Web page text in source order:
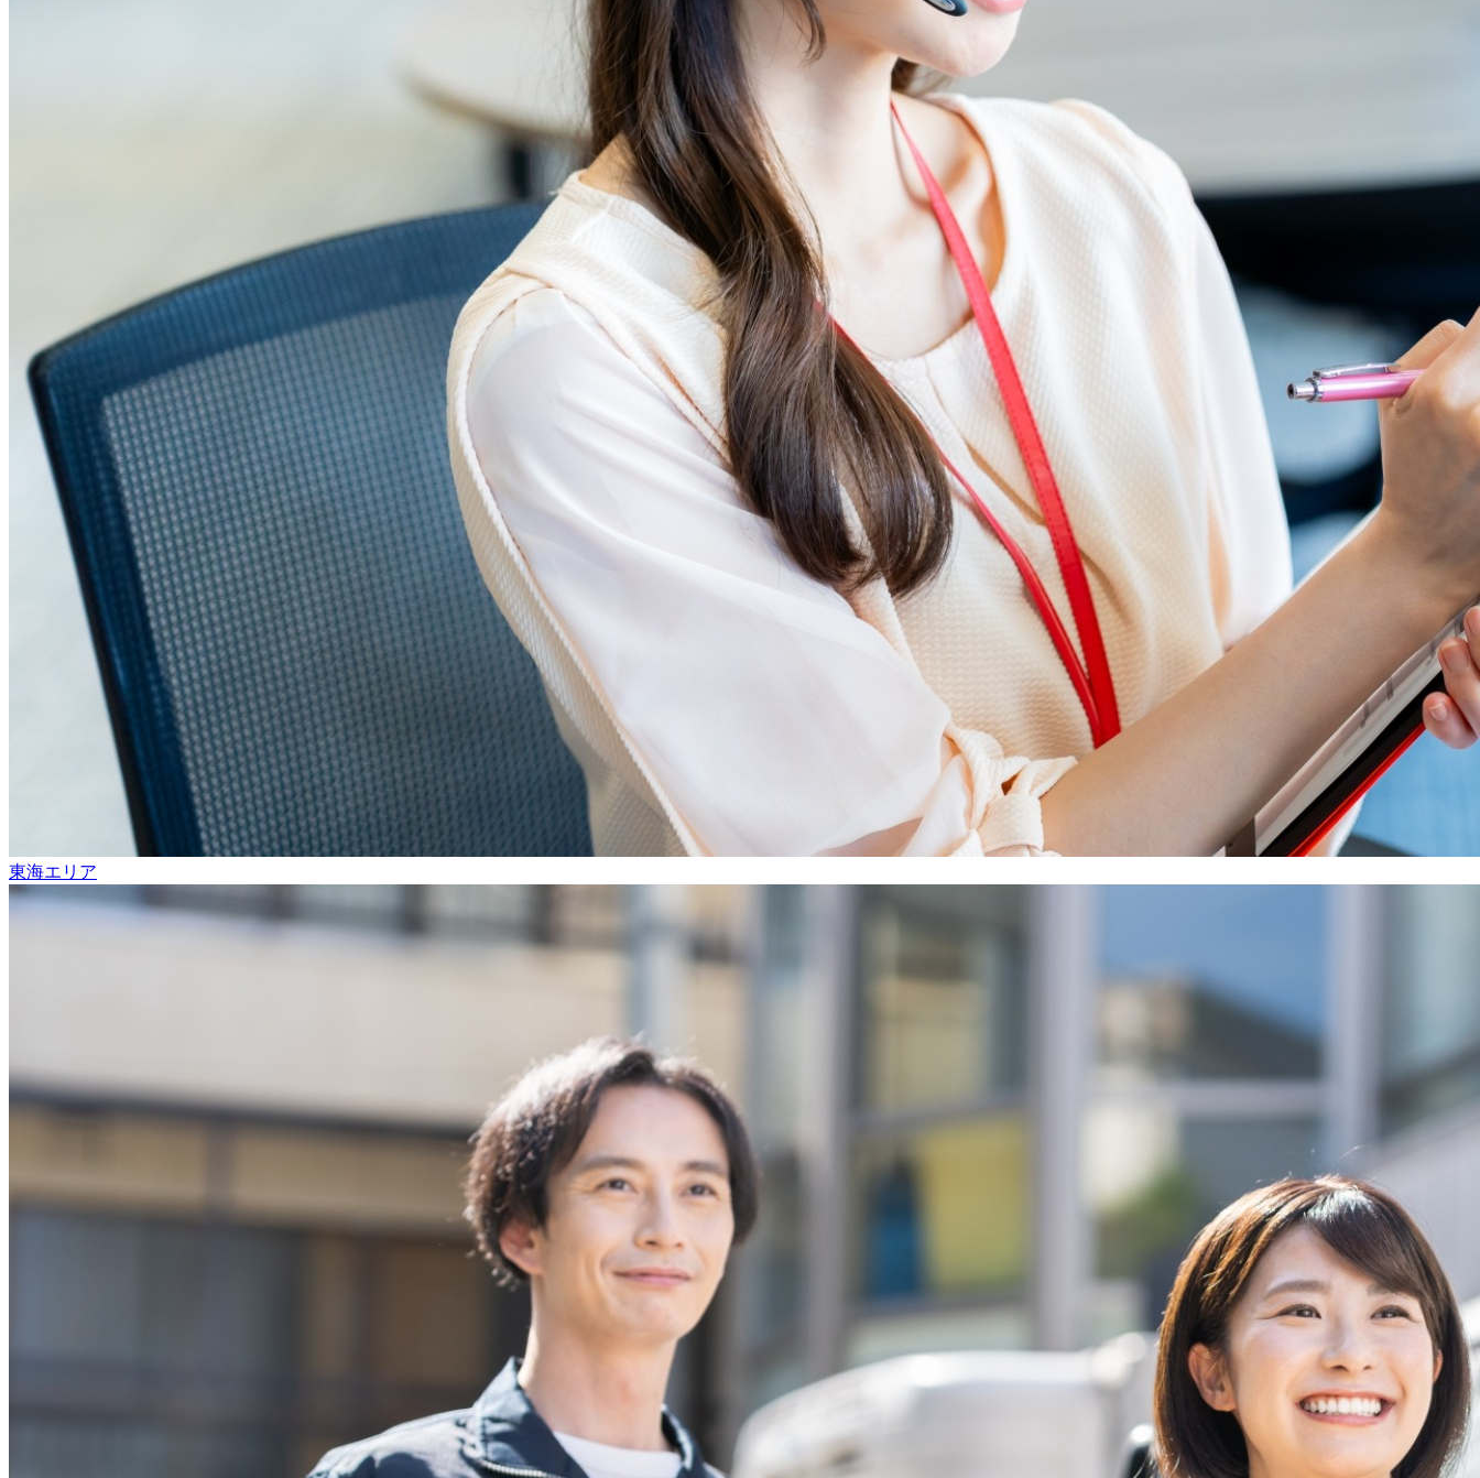
東海エリア